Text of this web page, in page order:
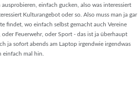
einfach gucken, also was interessiert
Kulturangebot oder so. Also muss man ja gar
findet, wo einfach selbst gemacht auch Vereine
Feuerwehr, oder Sport - das ist ja überhaupt
ja sofort abends am Laptop irgendwie irgendwas
einfach mal hin.